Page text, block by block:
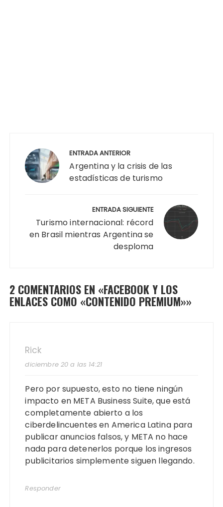
entradas
ENTRADA ANTERIOR
Argentina y la crisis de las
estadísticas de turismo
ENTRADA SIGUIENTE
Turismo internacional: récord
en Brasil mientras Argentina se
desploma
2 COMENTARIOS EN «FACEBOOK Y LOS
ENLACES COMO «CONTENIDO PREMIUM»»
Rick
diciembre 20 a las 14:21
Pero por supuesto, esto no tiene ningún
impacto en META Business Suite, que está
completamente abierto a los
ciberdelincuentes en America Latina para
publicar anuncios falsos, y META no hace
nada para detenerlos porque los ingresos
publicitarios simplemente siguen llegando.
Responder